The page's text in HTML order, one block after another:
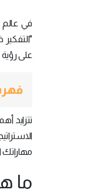
في عالم
على
تتزايد
مهاراتك
ما